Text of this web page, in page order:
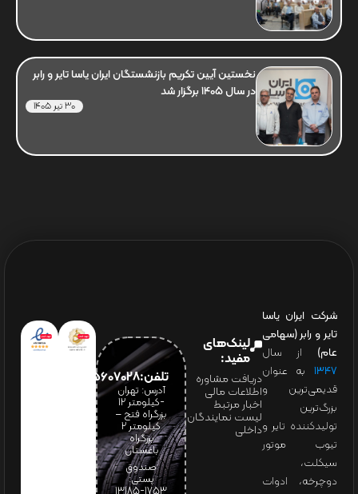
نخستین آیین تکریم بازنشستگان ایران یاسا تایر و رابر
در سال 1405 برگزار شد
30 تیر 1405
شرکت ایران یاسا
تایر و رابر (سهامی
عام) از سال
۱۳۴۷ به عنوان
قدیمی‌ترین و
بزرگ‌ترین
تولیدکننده تایر و
تیوب موتور
سیکلت،
دوچرخه، ادوات
لینک‌های
مفید:
دریافت مشاوره
اطلاعات مالی
اخبار مرتبط
لیست نمایندگان
داخلی
تلفن:65607028(021)
آدرس: تهران
-کیلومتر 12
بزرگراه فتح –
کیلومتر ۲
بزرگراه
باغستان
صندوق
پستی: